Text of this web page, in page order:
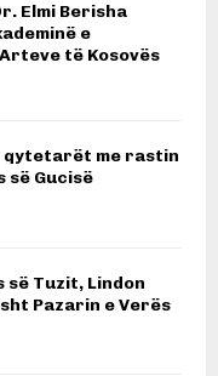
Elmi Berisha
e
të Kosovës
qytetarët me rastin
së Gucisë
së Tuzit, Lindon
Pazarin e Verës